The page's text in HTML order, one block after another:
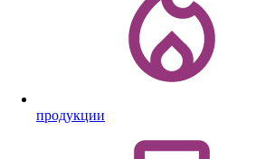
продукции